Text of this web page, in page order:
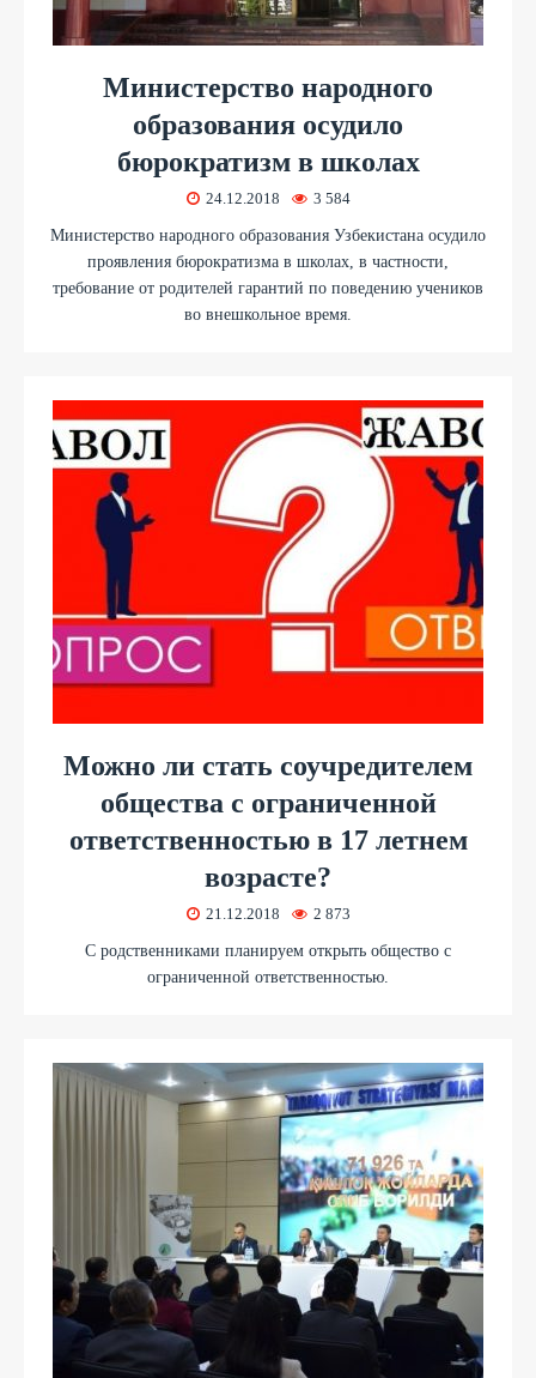
Министерство народного
образования осудило
бюрократизм в школах
24.12.2018 3 584
Министерство народного образования Узбекистана осудило
проявления бюрократизма в школах, в частности,
требование от родителей гарантий по поведению учеников
во внешкольное время.
Можно ли стать соучредителем
общества с ограниченной
ответственностью в 17 летнем
возрасте?
21.12.2018 2 873
С родственниками планируем открыть общество с
ограниченной ответственностью.